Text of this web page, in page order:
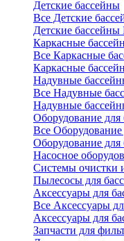
Детские бассейны
Все Детские
Детские бассейны
Каркасные
Все Каркасные
Каркасные
Надувные
Все Надувные
Надувные
Оборудование для
Все Оборудование
Оборудование для
Насосное
Системы очистки
Пылесосы для
Аксессуары для
Все Аксессуары
Аксессуары для
Запчасти для